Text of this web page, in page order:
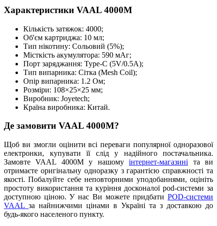
Характеристики VAAL 4000M
Кількість затяжок: 4000;
Об'єм картриджа: 10 мл;
Тип нікотину: Сольовий (5%);
Місткість акумулятора: 590 мАг;
Порт заряджання: Type-C (5V/0.5A);
Тип випарника: Сітка (Mesh Coil);
Опір випарника: 1.2 Ом;
Розміри: 108×25×25 мм;
Виробник: Joyetech;
Країна виробника: Китай.
Де замовити VAAL 4000M?
Щоб ви змогли оцінити всі переваги популярної одноразової
електронки, купувати її слід у надійного постачальника.
Замовте VAAL 4000M у нашомуінтернет-магазині та ви
отримаєте оригінальну одноразку з гарантією справжності та
якості. Побалуйте себе неповторними уподобаннями, оцініть
простоту використання та куріння досконалої pod-системи за
доступною ціною. У нас Ви можете придбати POD-системи
VAAL за найнижчими цінами в Україні та з доставкою до
будь-якого населеного пункту.